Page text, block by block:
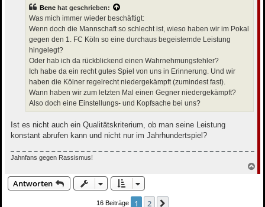
a
g
Bene hat geschrieben:
Was mich immer wieder beschäftigt:
Wenn doch die Mannschaft so schlecht ist, wieso haben wir im Pokal
gegen den 1. FC Köln so eine durchaus begeisternde Leistung
hingelegt?
Oder hab ich da rückblickend einen Wahrnehmungsfehler?
Ich habe da ein recht gutes Spiel von uns in Erinnerung. Und wir
haben die Kölner regelrecht niedergekämpft (zumindest fast).
Wann haben wir zum letzten Mal einen Gegner niedergekämpft?
Also doch eine Einstellungs- und Kopfsache bei uns?
Ist es nicht auch ein Qualitätskriterium, ob man seine Leistung
konstant abrufen kann und nicht nur im Jahrhundertspiel?
Jahnfans gegen Rassismus!
a
Antworten
16 Beiträge 1 2